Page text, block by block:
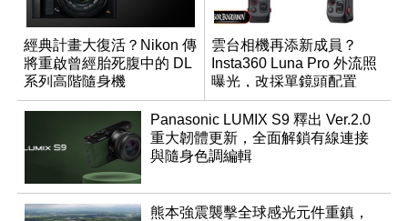
經典計畫大復活？Nikon 傳
將重啟曾經胎死腹中的 DL
系列高階隨身機
雲台相機再添新成員？
Insta360 Luna Pro 外流照
曝光，改採單鏡頭配置
Panasonic LUMIX S9 釋出 Ver.2.0
重大韌體更新，全面解鎖有線連接
與隨身色調編輯
熊本強震襲擊全球感光元件重鎮，